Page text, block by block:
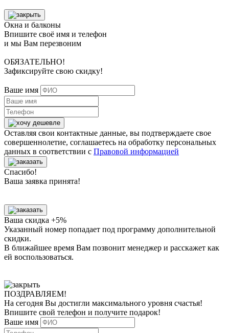
Окна и балконы
Впишите своё имя и телефон
и мы Вам перезвоним
ОБЯЗАТЕЛЬНО!
Зафиксируйте свою скидку!
Ваше имя
Оставляя свои контактные данные, вы подтверждаете свое
совершеннолетие, соглашаетесь на обработку персональных
данных в соответствии с Правовой информацией
Спасибо!
Ваша заявка принята!
Ваша скидка +5%
Указанный номер попадает под программу дополнительной
скидки.
В ближайшее время Вам позвонит менеджер и расскажет как
ей воспользоваться.
ПОЗДРАВЛЯЕМ!
На сегодня Вы достигли максимального уровня счастья!
Впишите свой телефон и получите подарок!
Ваше имя